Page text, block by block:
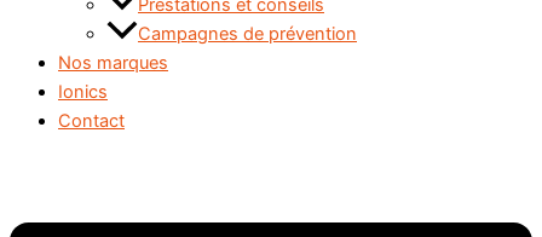
Prestations et conseils
Campagnes de prévention
Nos marques
Ionics
Contact